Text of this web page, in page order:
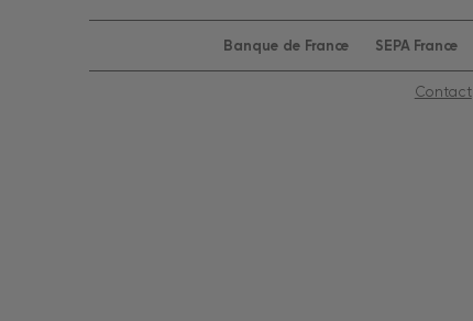
Banque de France SEPA France
Contact